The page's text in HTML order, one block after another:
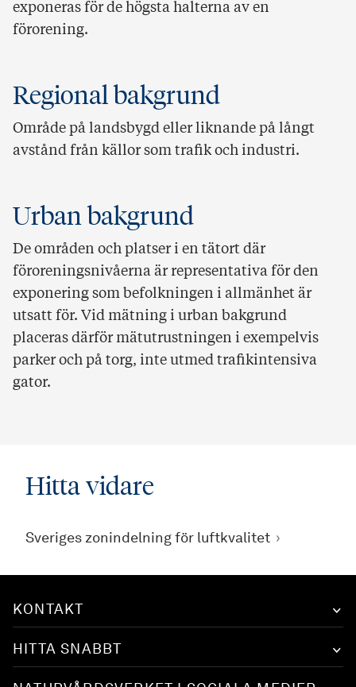
exponeras för de högsta halterna av en
förorening.
Regional bakgrund
Område på landsbygd eller liknande på långt
avstånd från källor som trafik och industri.
Urban bakgrund
De områden och platser i en tätort där
föroreningsnivåerna är representativa för den
exponering som befolkningen i allmänhet är
utsatt för. Vid mätning i urban bakgrund
placeras därför mätutrustningen i exempelvis
parker och på torg, inte utmed trafikintensiva
gator.
Hitta vidare
Sveriges zonindelning för luftkvalitet
KONTAKT
HITTA SNABBT